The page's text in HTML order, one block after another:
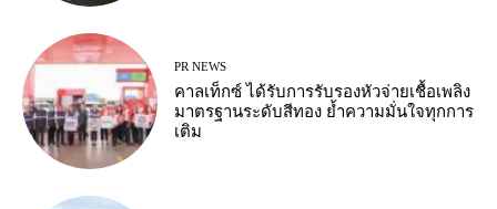
PR NEWS
คาลเท็กซ์ ได้รับการรับรองหัวจ่ายเชื้อเพลิง
มาตรฐานระดับสีทอง ย้ำความมั่นใจทุกการ
เติม